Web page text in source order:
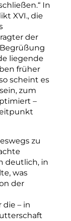
In
XVI., die
der
Begrüßung
liegende
früher
scheint es
zum
–
zu
deutlich, in
was
der
– in